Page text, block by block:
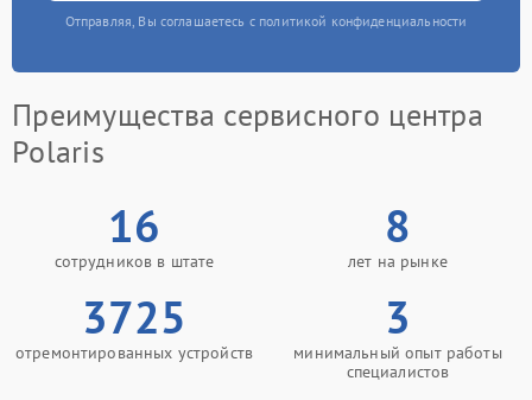
Отправляя, Вы соглашаетесь с политикой конфиденциальности
Преимущества сервисного центра
Polaris
16
сотрудников в штате
8
лет на рынке
3725
отремонтированных устройств
3
минимальный опыт работы
специалистов